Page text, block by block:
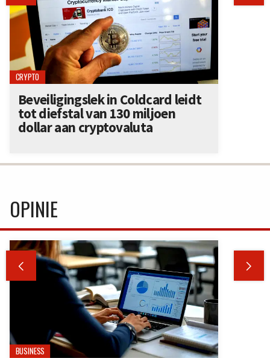
CRYPTO
Beveiligingslek in Coldcard leidt
tot diefstal van 130 miljoen
dollar aan cryptovaluta
OPINIE
 
BUSINESS